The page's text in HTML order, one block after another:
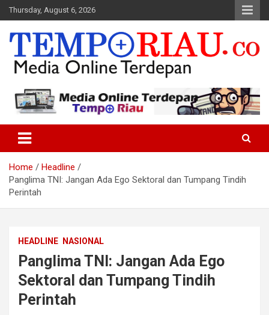
Skip
to
content
Thursday, August 6, 2026
Tempo Riau
Home
Headline
Panglima TNI: Jangan Ada Ego Sektoral dan Tumpang Tindih
Perintah
HEADLINE NASIONAL
Panglima TNI: Jangan Ada Ego
Sektoral dan Tumpang Tindih
Perintah